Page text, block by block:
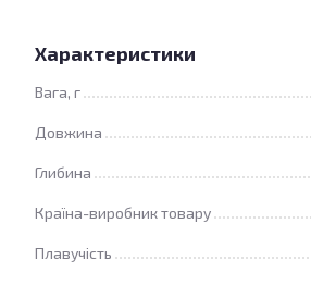
Характеристики
Вага, г
Довжина
Глибина
Країна-виробник товару
Плавучість